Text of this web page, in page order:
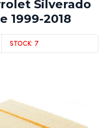
Silverado
1999-2018
STOCK: 7